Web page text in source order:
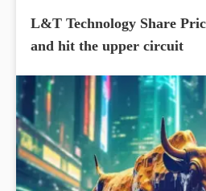
L&T Technology Share
and hit the upper circuit